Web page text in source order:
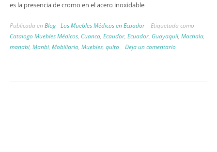
es la presencia de cromo en el acero inoxidable
Publicada en Blog - Los Muebles Médicos en Ecuador
Etiquetada como
Catalogo Muebles Médicos, Cuanca, Ecaudor, Ecuador, Guayaquil, Machala,
manabi, Manbi, Mobiliario, Muebles, quito Deja un comentario